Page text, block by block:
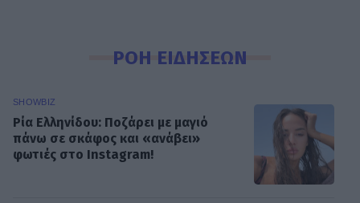
ΡΟΗ ΕΙΔΗΣΕΩΝ
SHOWBIZ
Ρία Ελληνίδου: Ποζάρει με μαγιό
πάνω σε σκάφος και «ανάβει»
φωτιές στο Instagram!